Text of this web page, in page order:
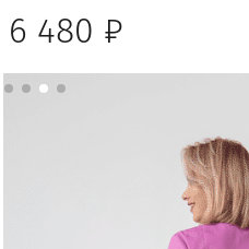
6 480 ₽